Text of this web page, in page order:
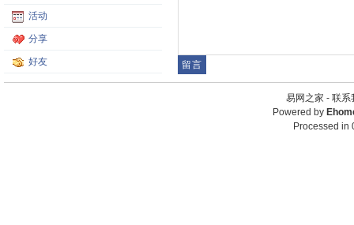
活动
分享
好友
易网之家 - 联系
Powered by
Processed